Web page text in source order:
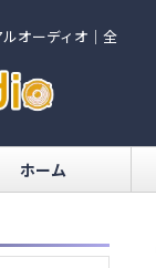
オーディオ｜全
ホーム